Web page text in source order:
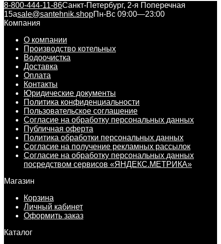
8-800-444-11-86Санкт-Петербург, 2-я Поперечная
15аsale@santehnik.shopПн-Вс 09:00—23:00
Компания
О компании
Производство котельных
Водоочистка
Доставка
Оплата
Контакты
Юридические документы
Политика конфиденциальности
Пользовательское соглашение
Согласие на обработку персональных данных
Публичная оферта
Политика обработки персональных данных
Согласие на получение рекламных рассылок
Согласие на обработку персональных данных
посредством сервисов «ЯНДЕКС.МЕТРИКА»
Магазин
Корзина
Личный кабинет
Оформить заказ
Каталог